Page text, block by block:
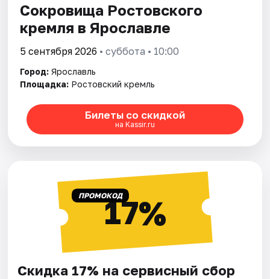
Сокровища Ростовского
кремля в Ярославле
5 сентября 2026 • суббота • 10:00
Город: Ярославль
Площадка: Ростовский кремль
Билеты со скидкой
на Kassir.ru
ПРОМОКОД17%
Скидка 17% на сервисный сбор